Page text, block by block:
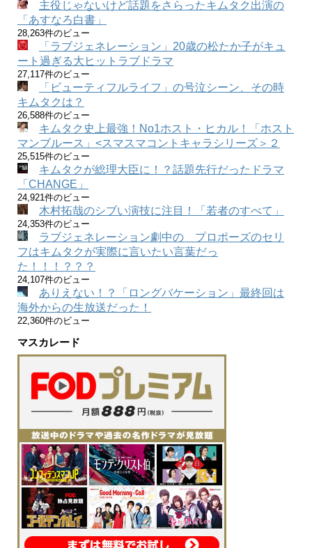
主役じゃないけど話題をさらったキムタク出演の
「あすなろ白書」
28,263件のビュー
「ラブジェネレーション」20歳の松たか子がキュ
ート過ぎる大ヒットラブドラマ
27,117件のビュー
「ビューティフルライフ」の号泣シーン、その時
キムタクは？
26,588件のビュー
キムタク史上最強！No1ホスト・ヒカル！「ホスト
マンブルース」<スマスマコントキャラシリーズ＞２
25,515件のビュー
キムタクが総理大臣に！？話題先行だったドラマ
「CHANGE」
24,921件のビュー
木村拓哉のシブい演技に注目！「若者のすべて」
24,353件のビュー
ラブジェネレーション劇中の プロポーズのセリ
フはキムタクが実際に言いたい言葉だっ
た！！！？？？
24,107件のビュー
ありえない！？「ロングバケーション」最終回は
海外からの生放送だった！
22,360件のビュー
マスカレード